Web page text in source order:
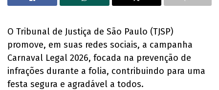
O Tribunal de Justiça de São Paulo (TJSP)
promove, em suas redes sociais, a campanha
Carnaval Legal 2026, focada na prevenção de
infrações durante a folia, contribuindo para uma
festa segura e agradável a todos.